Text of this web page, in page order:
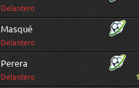
Delantero
Masqué
Delantero
Perera
Delantero